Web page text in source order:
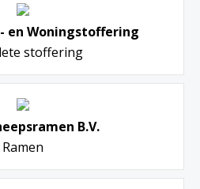
en Woningstoffering
stoffering
B.V.
Ramen